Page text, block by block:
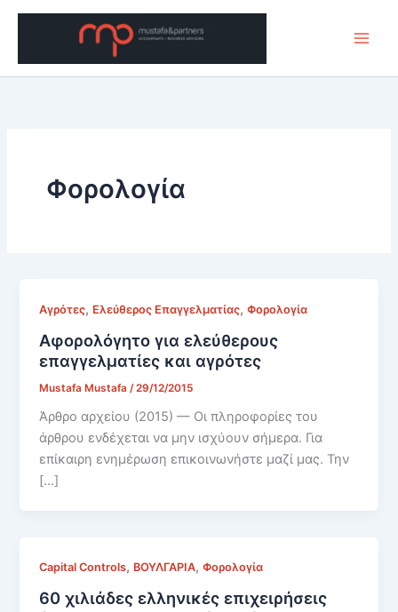
Μετάβαση
Φορολογία
Αγρότες, Ελεύθερος Επαγγελματίας,Φορολογία
Αφορολόγητο για ελεύθερους
επαγγελματίες και αγρότες
Mustafa Mustafa /29/12/2015
Άρθρο αρχείου (2015) — Οι πληροφορίες του
άρθρου ενδέχεται να μην ισχύουν σήμερα. Για
επίκαιρη ενημέρωση επικοινωνήστε μαζί μας. Την
[…]
Capital Controls, ΒΟΥΛΓΑΡΙΑ,Φορολογία
60 χιλιάδες ελληνικές επιχειρήσεις